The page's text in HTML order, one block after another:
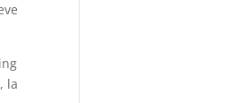
la